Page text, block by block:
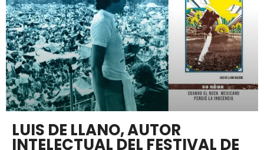
LUIS DE LLANO, AUTOR
INTELECTUAL DEL FESTIVAL DE